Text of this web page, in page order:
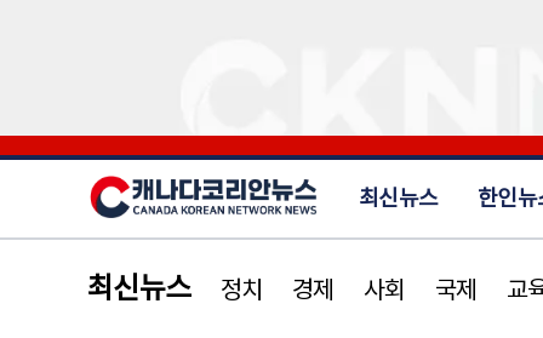
최신뉴스 한인뉴
최신뉴스 정치 경제 사회 국제 교